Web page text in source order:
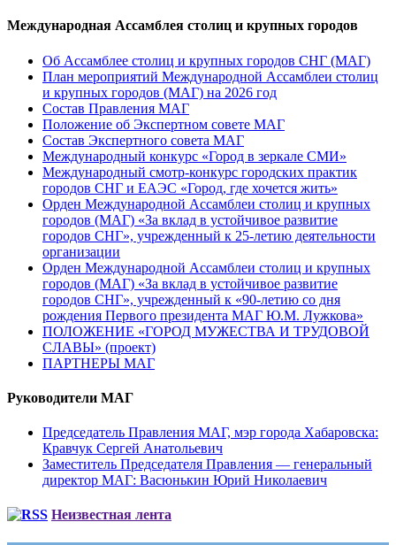
Международная Ассамблея столиц и крупных городов
Об Ассамблее столиц и крупных городов СНГ (МАГ)
План мероприятий Международной Ассамблеи столиц
и крупных городов (МАГ) на 2026 год
Состав Правления МАГ
Положение об Экспертном совете МАГ
Состав Экспертного совета МАГ
Международный конкурс «Город в зеркале СМИ»
Международный смотр-конкурс городских практик
городов СНГ и ЕАЭС «Город, где хочется жить»
Орден Международной Ассамблеи столиц и крупных
городов (МАГ) «За вклад в устойчивое развитие
городов СНГ», учрежденный к 25-летию деятельности
организации
Орден Международной Ассамблеи столиц и крупных
городов (МАГ) «За вклад в устойчивое развитие
городов СНГ», учрежденный к «90-летию со дня
рождения Первого президента МАГ Ю.М. Лужкова»
ПОЛОЖЕНИЕ «ГОРОД МУЖЕСТВА И ТРУДОВОЙ
СЛАВЫ» (проект)
ПАРТНЕРЫ МАГ
Руководители МАГ
Председатель Правления МАГ, мэр города Хабаровска:
Кравчук Сергей Анатольевич
Заместитель Председателя Правления — генеральный
директор МАГ: Васюнькин Юрий Николаевич
Неизвестная лента